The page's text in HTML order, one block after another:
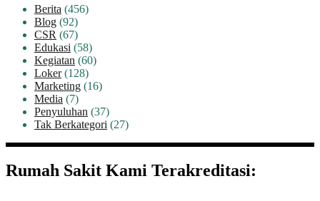
Berita (456)
Blog (92)
CSR (67)
Edukasi (58)
Kegiatan (60)
Loker(128)
Marketing (16)
Media (7)
Penyuluhan (37)
Tak Berkategori (27)
Rumah Sakit Kami Terakreditasi: